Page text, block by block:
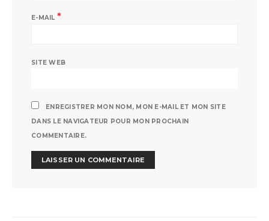
E-MAIL *
SITE WEB
ENREGISTRER MON NOM, MON E-MAIL ET MON SITE
DANS LE NAVIGATEUR POUR MON PROCHAIN
COMMENTAIRE.